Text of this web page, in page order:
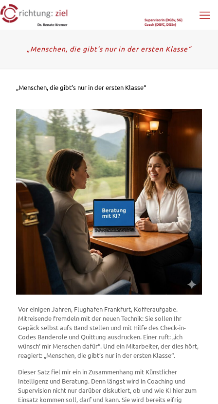
„Menschen, die gibt’s nur in der ersten Klasse“
„Menschen, die gibt’s nur in der ersten Klasse“
Vor einigen Jahren, Flughafen Frankfurt, Kofferaufgabe.
Mitreisende fremdeln mit der neuen Technik: Sie sollen Ihr
Gepäck selbst aufs Band stellen und mit Hilfe des Check-in-
Codes Banderole und Quittung ausdrucken. Einer ruft: „ich
wünsch‘ mir Menschen dafür“. Und ein Mitarbeiter, der dies hört,
reagiert: „Menschen, die gibt’s nur in der ersten Klasse“.
Dieser Satz fiel mir ein in Zusammenhang mit Künstlicher
Intelligenz und Beratung. Denn längst wird in Coaching und
Supervision nicht nur darüber diskutiert, ob und wie KI hier zum
Einsatz kommen soll, darf und kann. Sie wird bereits eifrig